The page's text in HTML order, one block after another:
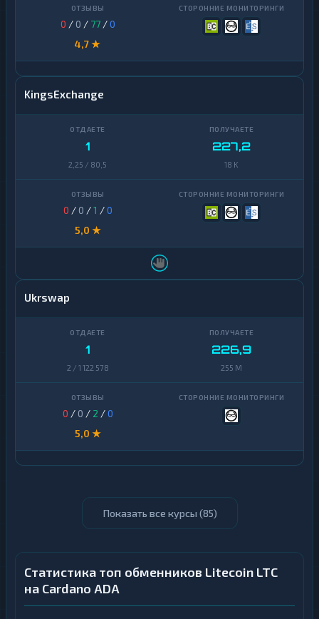
0 / 0 / 77/0
4,7 ★
KingsExchange
1
2,25 / 80,5
227,2
18 K
0 / 0 /1 /0
5,0 ★
Ukrswap
1
2 / 1 122 578
226,9
255 M
0 / 0 / 2 /0
5,0 ★
Показать все курсы (85)
Статистика топ обменников Litecoin LTC
на Cardano ADA